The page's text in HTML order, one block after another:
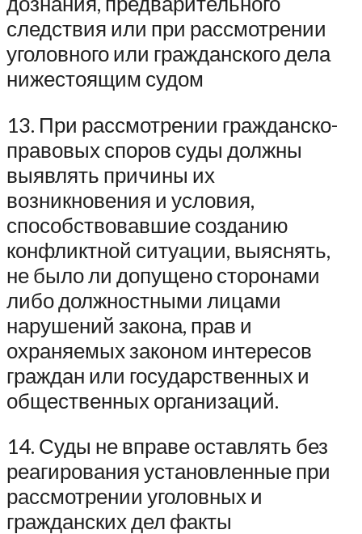
следствия или при рассмотрении
уголовного или гражданского дела
нижестоящим судом
13. При рассмотрении гражданско-
правовых споров суды должны
выявлять причины их
возникновения и условия,
способствовавшие созданию
конфликтной ситуации, выяснять,
не было ли допущено сторонами
либо должностными лицами
нарушений закона, прав и
охраняемых законом интересов
граждан или государственных и
общественных организаций.
14. Суды не вправе оставлять без
реагирования установленные при
рассмотрении уголовных и
гражданских дел факты